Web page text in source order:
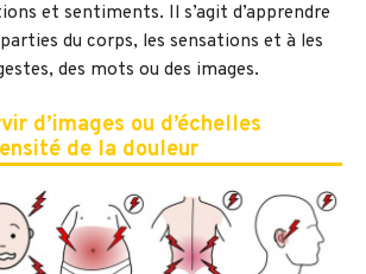
et sentiments. Il s’agit d’apprendre
du corps, les sensations et à les
des mots ou des images.
d’images ou d’échelles
de la douleur